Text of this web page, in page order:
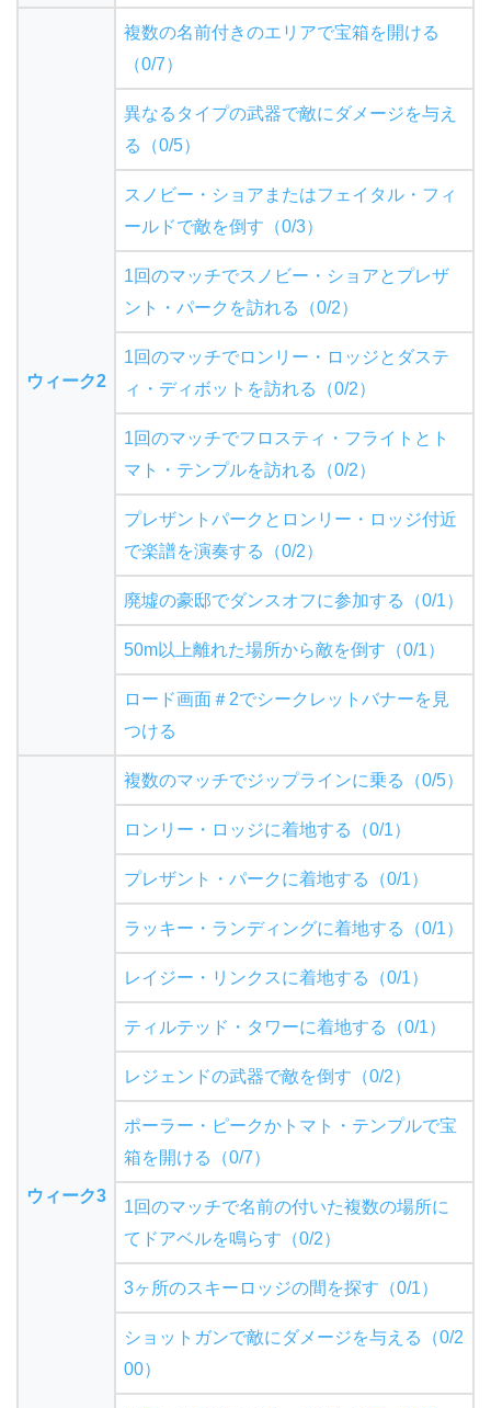
ウィーク2
複数の名前付きのエリアで宝箱を開ける
（0/7）
異なるタイプの武器で敵にダメージを与え
る（0/5）
スノビー・ショアまたはフェイタル・フィ
ールドで敵を倒す（0/3）
1回のマッチでスノビー・ショアとプレザ
ント・パークを訪れる（0/2）
1回のマッチでロンリー・ロッジとダステ
ィ・ディボットを訪れる（0/2）
1回のマッチでフロスティ・フライトとト
マト・テンプルを訪れる（0/2）
プレザントパークとロンリー・ロッジ付近
で楽譜を演奏する（0/2）
廃墟の豪邸でダンスオフに参加する（0/1）
50m以上離れた場所から敵を倒す（0/1）
ロード画面＃2でシークレットバナーを見
つける
ウィーク3
複数のマッチでジップラインに乗る（0/5）
ロンリー・ロッジに着地する（0/1）
プレザント・パークに着地する（0/1）
ラッキー・ランディングに着地する（0/1）
レイジー・リンクスに着地する（0/1）
ティルテッド・タワーに着地する（0/1）
レジェンドの武器で敵を倒す（0/2）
ポーラー・ピークかトマト・テンプルで宝
箱を開ける（0/7）
1回のマッチで名前の付いた複数の場所に
てドアベルを鳴らす（0/2）
3ヶ所のスキーロッジの間を探す（0/1）
ショットガンで敵にダメージを与える（0/2
00）